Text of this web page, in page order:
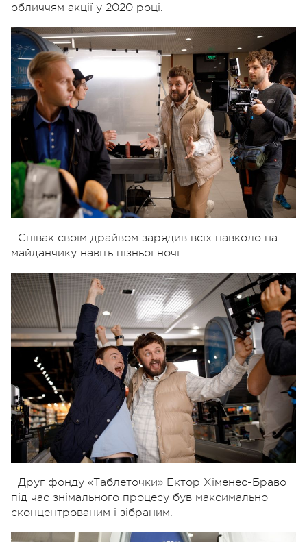
обличчям акції у 2020 році.
Співак своїм драйвом зарядив всіх навколо на
майданчику навіть пізньої ночі.
Друг фонду «Таблеточки» Ектор Хіменес-Браво
під час знімального процесу був максимально
сконцентрованим і зібраним.